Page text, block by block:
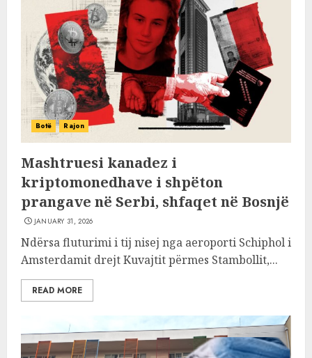
Botë Rajon
Mashtruesi kanadez i
kriptomonedhave i shpëton
prangave në Serbi, shfaqet në Bosnjë
JANUARY 31, 2026
Ndërsa fluturimi i tij nisej nga aeroporti Schiphol i
Amsterdamit drejt Kuvajtit përmes Stambollit,...
READ MORE